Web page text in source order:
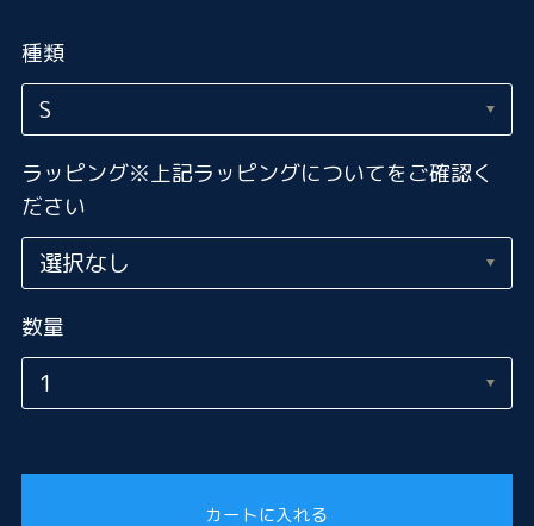
種類
ラッピング※上記ラッピングについてをご確認く
ださい
数量
カートに入れる